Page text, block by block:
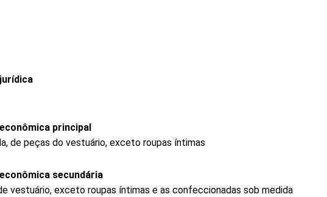
principal
de peças do vestuário, exceto roupas íntimas
secundária
vestuário, exceto roupas íntimas e as confeccionadas sob medida